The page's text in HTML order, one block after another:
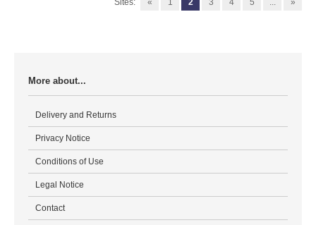
More about...
Delivery and Returns
Privacy Notice
Conditions of Use
Legal Notice
Contact